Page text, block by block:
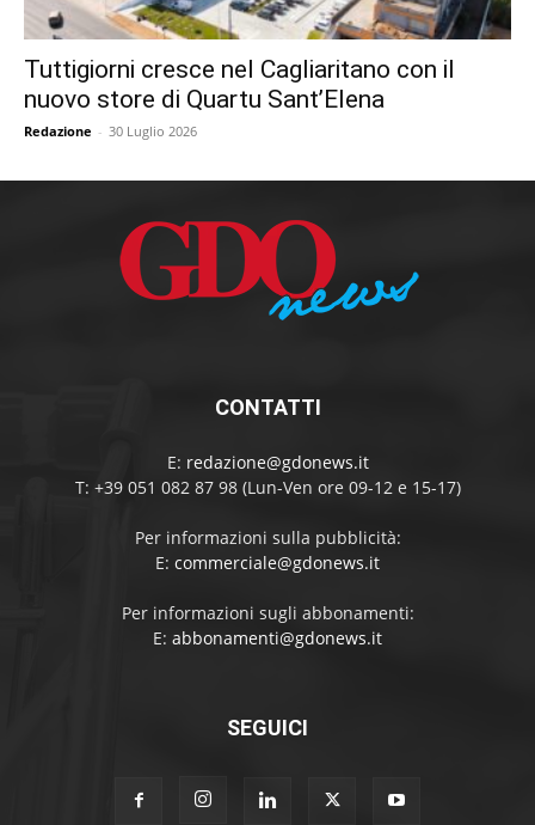
Tuttigiorni cresce nel Cagliaritano con il
nuovo store di Quartu Sant’Elena
Redazione - 30 Luglio 2026
CONTATTI
E: redazione@gdonews.it
T: +39 051 082 87 98 (Lun-Ven ore 09-12 e 15-17)
Per informazioni sulla pubblicità:
E: commerciale@gdonews.it
Per informazioni sugli abbonamenti:
E: abbonamenti@gdonews.it
SEGUICI